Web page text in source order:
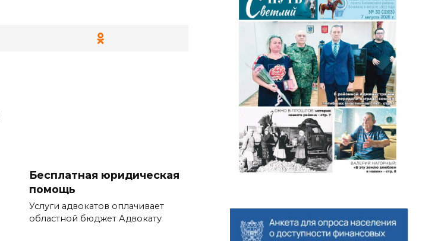
Бесплатная юридическая
помощь
Услуги адвокатов оплачивает
областной бюджет Адвокату